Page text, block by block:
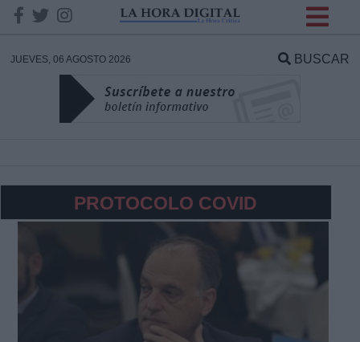
JUEVES, 06 AGOSTO 2026 BUSCAR
PROTOCOLO COVID
DATOS
Responsable: